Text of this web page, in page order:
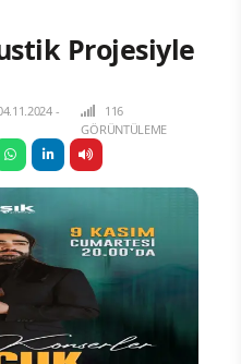
Projesiyle
-
116
GÖRÜNTÜLEME